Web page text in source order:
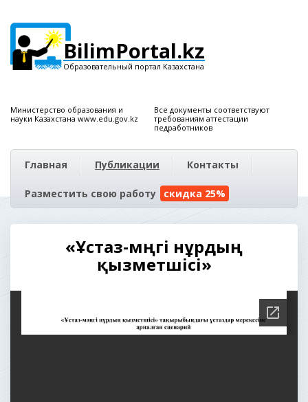
BilimPortal.kz
Образовательный портал Казахстана
Министерство образования и
науки Казахстана www.edu.gov.kz
Все документы соответствуют
требованиям аттестации
педработников
Главная Публикации Контакты
Разместить свою работу скидка 25%
«Ұстаз-мәңгі нұрдың
қызметшісі»